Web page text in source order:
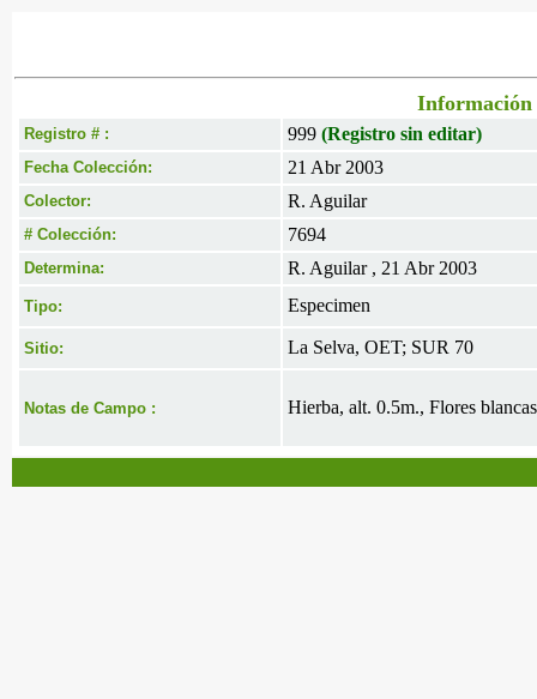
Información
Registro # : 999 (Registro sin editar)
Fecha Colección: 21 Abr 2003
Colector: R. Aguilar
# Colección: 7694
Determina: R. Aguilar , 21 Abr 2003
Tipo: Especimen
Sitio: La Selva, OET; SUR 70
Notas de Campo : Hierba, alt. 0.5m., Flores blancas